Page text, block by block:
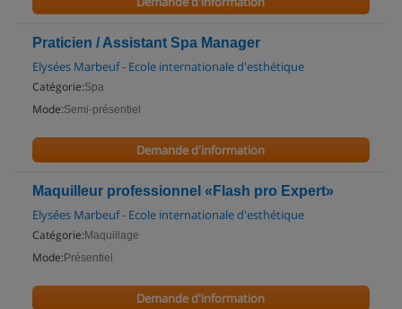
Praticien / Assistant Spa Manager
Elysées Marbeuf - Ecole internationale d'esthétique
Catégorie:Spa
Mode:Semi-présentiel
Demande d'information
Maquilleur professionnel «Flash pro Expert»
Elysées Marbeuf - Ecole internationale d'esthétique
Catégorie: Maquillage
Mode: Présentiel
Demande d'information